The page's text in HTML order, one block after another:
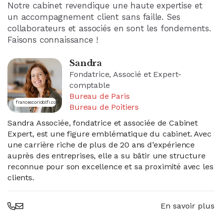
Notre cabinet revendique une haute expertise et
un accompagnement client sans faille. Ses
collaborateurs et associés en sont les fondements.
Faisons connaissance !
francescoridolfi.com
Sandra
Fondatrice, Associé et Expert-
comptable
Bureau de Paris
Bureau de Poitiers
Sandra Associée, fondatrice et associée de Cabinet
Expert, est une figure emblématique du cabinet. Avec
une carrière riche de plus de 20 ans d’expérience
auprès des entreprises, elle a su bâtir une structure
reconnue pour son excellence et sa proximité avec les
clients.
En savoir plus